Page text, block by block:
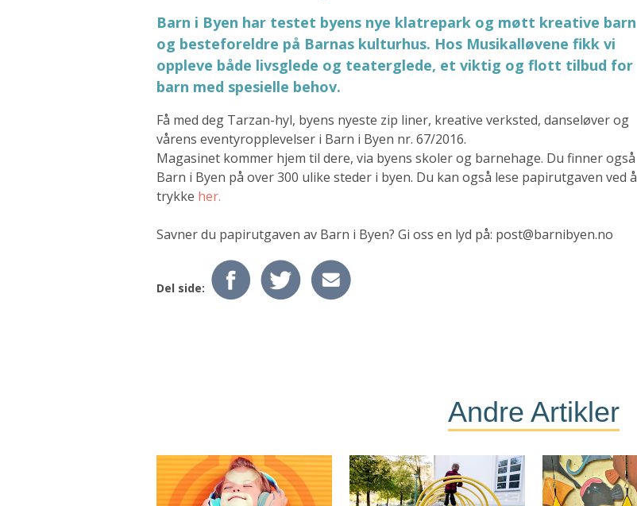
Barn i Byen har testet byens nye klatrepark og møtt kreative barn
og besteforeldre på Barnas kulturhus. Hos Musikalløvene fikk vi
oppleve både livsglede og teaterglede, et viktig og flott tilbud for
barn med spesielle behov.
Få med deg Tarzan-hyl, byens nyeste zip liner, kreative verksted, danseløver og
vårens eventyropplevelser i Barn i Byen nr. 67/2016.
Magasinet kommer hjem til dere, via byens skoler og barnehage. Du finner også
Barn i Byen på over 300 ulike steder i byen. Du kan også lese papirutgaven ved å
trykke her.
Savner du papirutgaven av Barn i Byen? Gi oss en lyd på: post@barnibyen.no
Del side:
Andre Artikler